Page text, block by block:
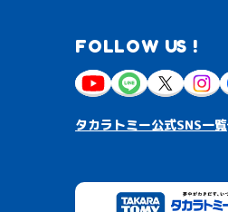
FOLLOW US !
タカラトミー公式SNS一覧